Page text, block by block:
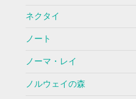
ネクタイ
ノート
ノーマ・レイ
ノルウェイの森